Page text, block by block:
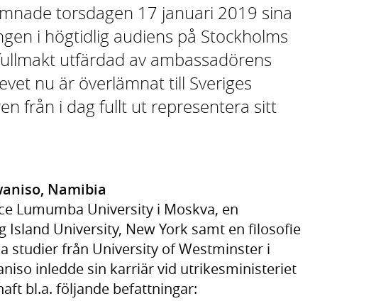
torsdagen 17 januari 2019 sina
i högtidlig audiens på Stockholms
utfärdad av ambassadörens
nu är överlämnat till Sveriges
från i dag fullt ut representera sitt
Namibia
Lumumba University i Moskva, en
Island University, New York samt en filosofie
studier från University of Westminster i
inledde sin karriär vid utrikesministeriet
bl.a. följande befattningar: